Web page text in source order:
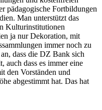
pädagogische Fortbildungen
Man unterstützt das
Kulturinstitutionen
ja nur Dekoration, mit
immer noch zu
dass die DZ Bank sich
auch dass es immer eine
den Vorständen und
abgestimmt hat. Das hat